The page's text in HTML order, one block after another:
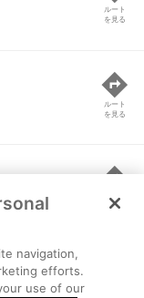
ルート
を見る
ルート
を見る
ルート
を見る
navigation,
efforts.
use of our